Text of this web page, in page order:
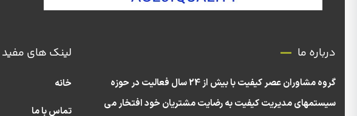
درباره ما
گروه مشاوران عصر کیفیت با بیش از 24 سال فعالیت در حوزه
سیستمهای مدیریت کیفیت به رضایت مشتریان خود افتخار می
لینک های مفید
خانه
تماس با ما